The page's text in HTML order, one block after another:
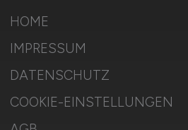
HOME
IMPRESSUM
DATENSCHUTZ
COOKIE-EINSTELLUNGEN